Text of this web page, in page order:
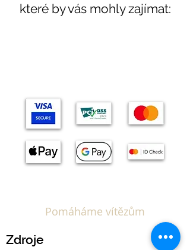
které by vás mohly zajímat:
Pomáháme vítězům
Zdroje